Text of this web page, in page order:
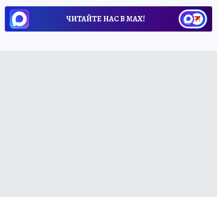
ЧИТАЙТЕ НАС В МАХ!